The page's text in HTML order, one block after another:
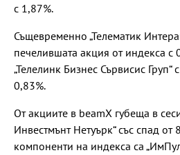
с 1,87%.
Същевременно „Телематик
печелившата акция от индекса с
„Телелинк Бизнес Сървисис Груп“
0,83%.
От акциите в beamX губеща в
Инвестмънт Нетуърк“ със спад
компоненти на индекса са